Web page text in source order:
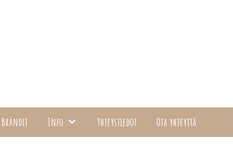
Brändit Info Yhteystiedot Ota yhteyttä